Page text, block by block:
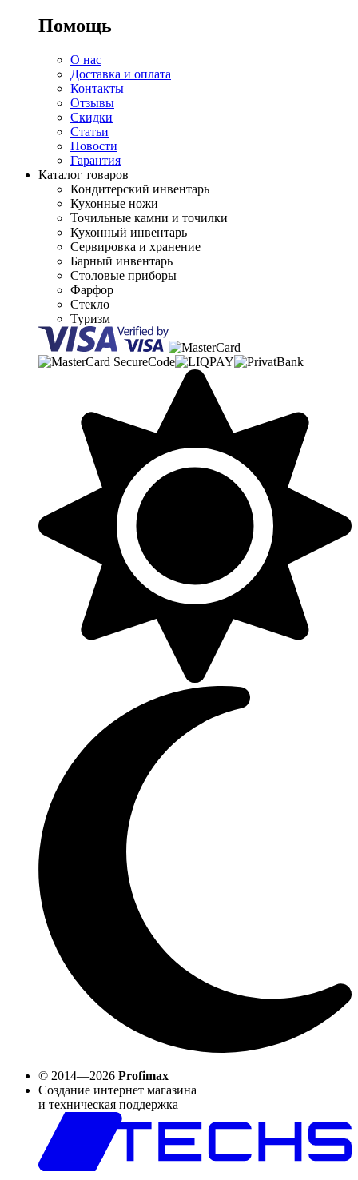
Помощь
О нас
Доставка и оплата
Контакты
Отзывы
Скидки
Статьи
Новости
Гарантия
Каталог товаров
Кондитерский инвентарь
Кухонные ножи
Точильные камни и точилки
Кухонный инвентарь
Сервировка и хранение
Барный инвентарь
Столовые приборы
Фарфор
Стекло
Туризм
© 2014—2026 Profimax
Создание интернет магазина
и техническая поддержка